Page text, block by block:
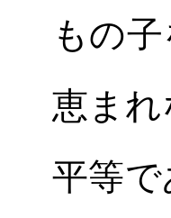
もの
恵ま
平等